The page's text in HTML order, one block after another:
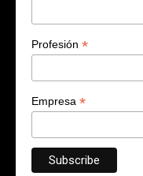
Profesión *
Empresa *